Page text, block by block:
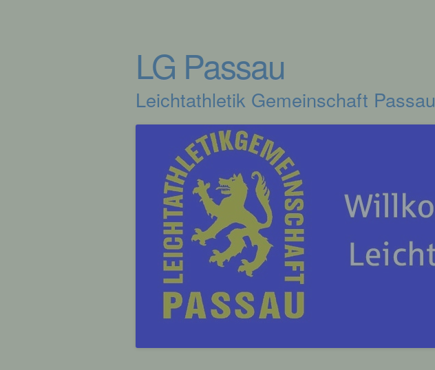
LG Passau
Leichtathletik Gemeinschaft Passau